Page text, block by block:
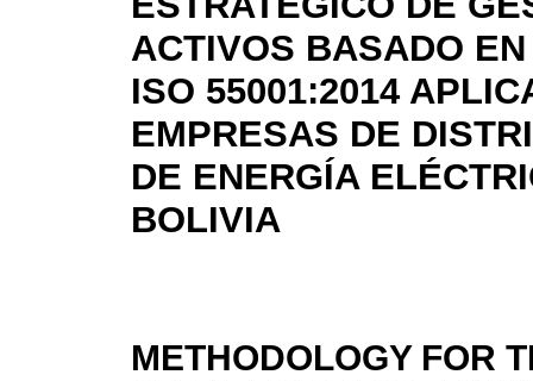
ACTIVOS BASADO
ISO 55001:2014
EMPRESAS DE
DE ENERGÍA
BOLIVIA
METHODOLOGY FOR